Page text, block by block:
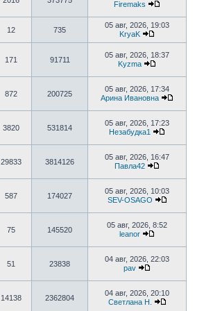
сообщению
Firemaks
к
последнему
12 735
05 авг, 2026, 19:03
KryaK
Перейти
последнему
сообщению
171 91711
05 авг, 2026, 18:37
Kyzma
к
последнему
сообщению
872 200725
05 авг, 2026, 17:34
Арина Ивановна
к
3820 531814
05 авг, 2026, 17:23
Незабудка1
к
29833 3814126
05 авг, 2026, 16:47
Павла42
к
последнему
сообщению
587 174027
05 авг, 2026, 10:03
SEV-OSAGO
к
75 145520
05 авг, 2026, 8:52
leanor
к
последнему
51 23838
04 авг, 2026, 22:03
pav
к
последнему
сообщению
14138 2362804
04 авг, 2026, 20:10
Светлана Н.